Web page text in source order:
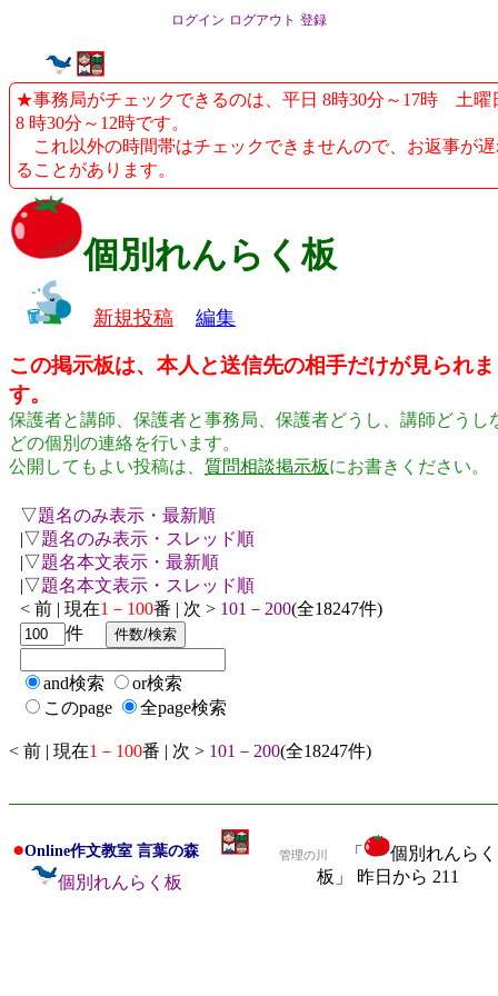
ログイン ログアウト 登録
★事務局がチェックできるのは、平日 8時30分～17時 土曜
8 時30分～12時です。
これ以外の時間帯はチェックできませんので、お返事が
ることがあります。
個別れんらく板
新規投稿 編集
この掲示板は、本人と送信先の相手だけが見られま
す。
保護者と講師、保護者と事務局、保護者どうし、講師どうし
どの個別の連絡を行います。
公開してもよい投稿は、 質問相談掲示板にお書きください。
▽題名のみ表示・最新順
|▽題名のみ表示・スレッド順
|▽題名本文表示・最新順
|▽題名本文表示・スレッド順
< 前 | 現在1－100番 | 次 > 101－200(全18247件)
件
and検索
or検索
このpage
全page検索
< 前 | 現在1－100番 | 次 > 101－200(全18247件)
●Online作文教室 言葉の森
個別れんらく板
管理の川 「
個別れんらく
板」 昨日から 211